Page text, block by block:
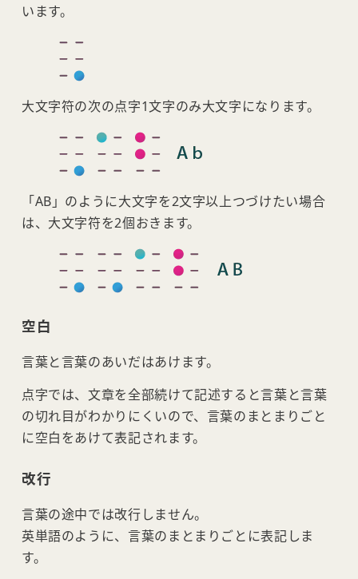
います。
大文字符の次の点字1文字のみ大文字になります。
「AB」のように大文字を2文字以上つづけたい場合
は、大文字符を2個おきます。
空白
言葉と言葉のあいだはあけます。
点字では、文章を全部続けて記述すると言葉と言葉
の切れ目がわかりにくいので、言葉のまとまりごと
に空白をあけて表記されます。
改行
言葉の途中では改行しません。
英単語のように、言葉のまとまりごとに表記しま
す。